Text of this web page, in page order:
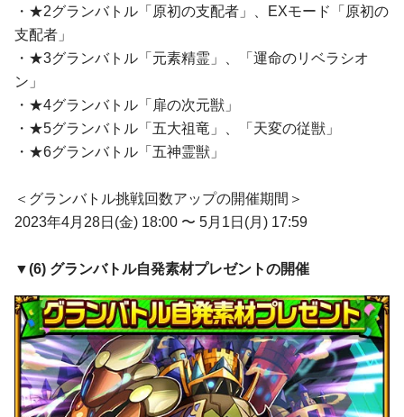
・★2グランバトル「原初の支配者」、EXモード「原初の
支配者」
・★3グランバトル「元素精霊」、「運命のリベラシオ
ン」
・★4グランバトル「扉の次元獣」
・★5グランバトル「五大祖竜」、「天変の従獣」
・★6グランバトル「五神霊獣」
＜グランバトル挑戦回数アップの開催期間＞
2023年4月28日(金) 18:00 〜 5月1日(月) 17:59
▼(6) グランバトル自発素材プレゼントの開催